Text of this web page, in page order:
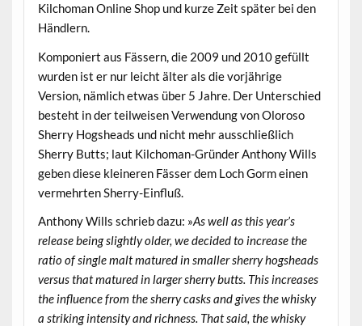
Kilchoman Online Shop und kurze Zeit später bei den
Händlern.
Komponiert aus Fässern, die 2009 und 2010 gefüllt
wurden ist er nur leicht älter als die vorjährige
Version, nämlich etwas über 5 Jahre. Der Unterschied
besteht in der teilweisen Verwendung von Oloroso
Sherry Hogsheads und nicht mehr ausschließlich
Sherry Butts; laut Kilchoman-Gründer Anthony Wills
geben diese kleineren Fässer dem Loch Gorm einen
vermehrten Sherry-Einfluß.
Anthony Wills schrieb dazu: »As well as this year’s
release being slightly older, we decided to increase the
ratio of single malt matured in smaller sherry hogsheads
versus that matured in larger sherry butts. This increases
the influence from the sherry casks and gives the whisky
a striking intensity and richness. That said, the whisky